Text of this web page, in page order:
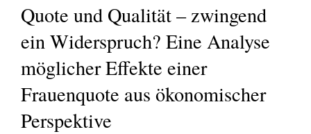
Quote und Qualität – zwingend
ein Widerspruch? Eine Analyse
möglicher Effekte einer
Frauenquote aus ökonomischer
Perspektive